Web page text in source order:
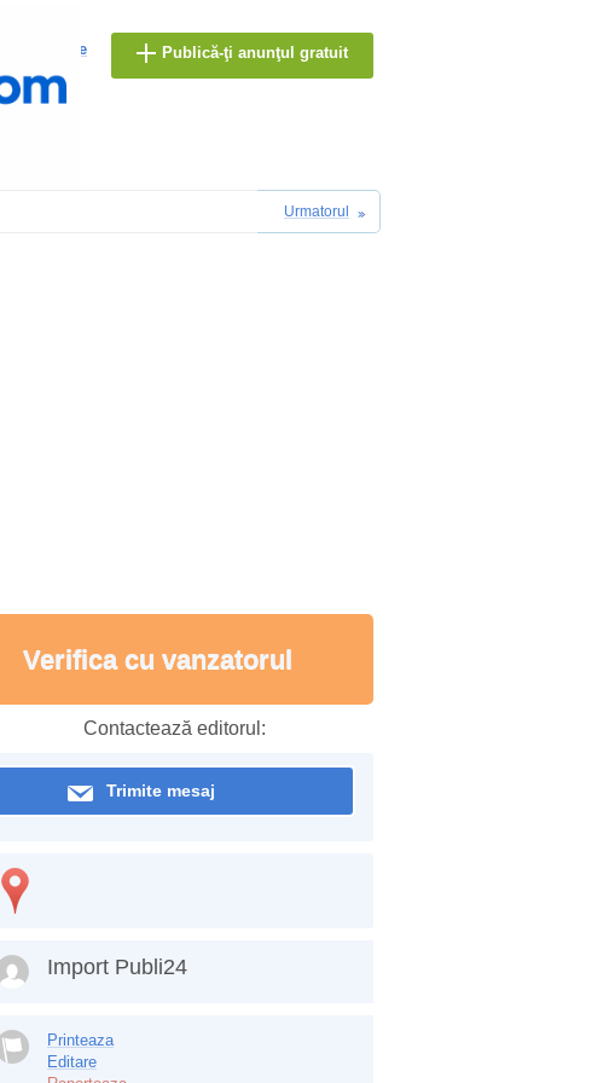
Autentificare Publică-ţi anunţul gratuit
Urmatorul
Verifica cu vanzatorul
Contactează editorul:
Trimite mesaj
Import Publi24
Printeaza
Editare